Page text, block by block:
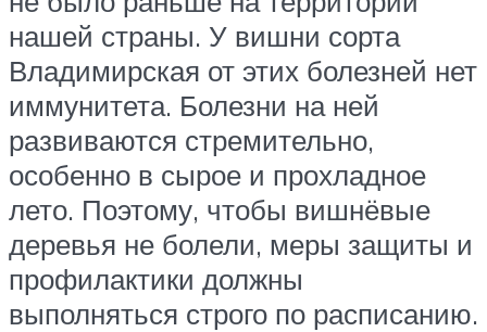
нашей страны. У вишни сорта
Владимирская от этих болезней нет
иммунитета. Болезни на ней
развиваются стремительно,
особенно в сырое и прохладное
лето. Поэтому, чтобы вишнёвые
деревья не болели, меры защиты и
профилактики должны
выполняться строго по расписанию.